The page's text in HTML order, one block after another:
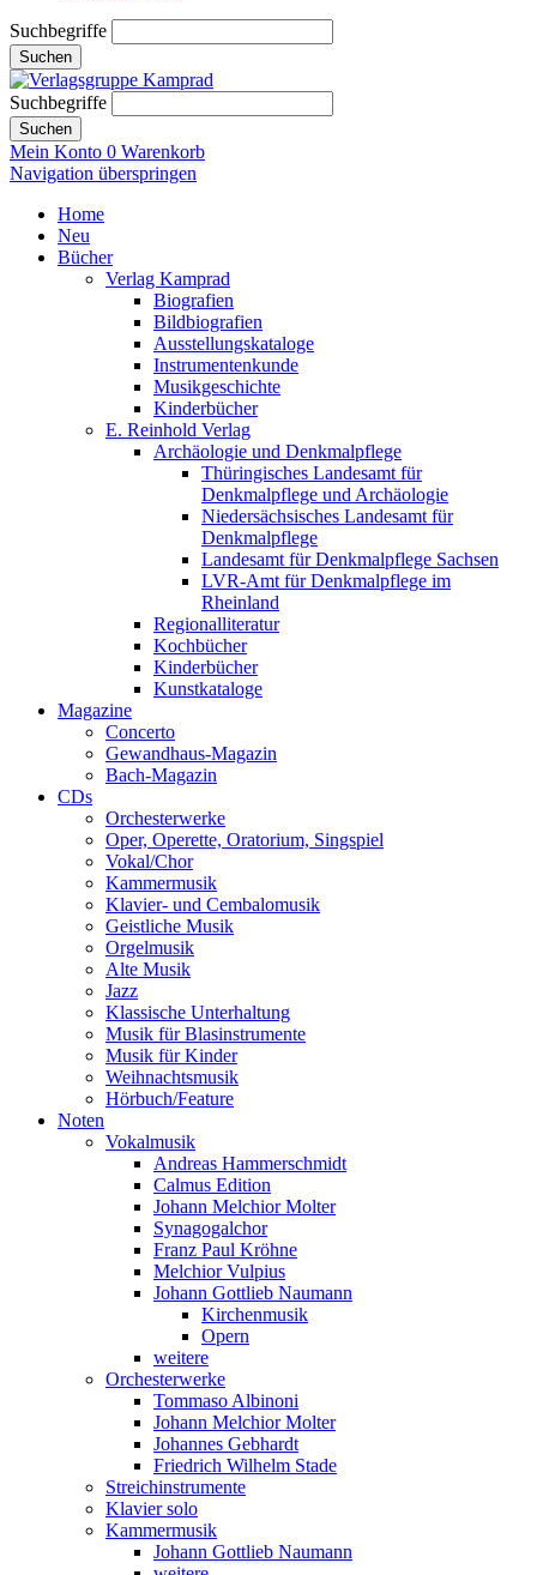
Suchbegriffe
Suchen
Suchbegriffe
Suchen
Mein Konto 0 Warenkorb
Navigation überspringen
Home
Neu
Bücher
Verlag Kamprad
Biografien
Bildbiografien
Ausstellungskataloge
Instrumentenkunde
Musikgeschichte
Kinderbücher
E. Reinhold Verlag
Archäologie und Denkmalpflege
Thüringisches Landesamt für
Denkmalpflege und Archäologie
Niedersächsisches Landesamt für
Denkmalpflege
Landesamt für Denkmalpflege Sachsen
LVR-Amt für Denkmalpflege im
Rheinland
Regionalliteratur
Kochbücher
Kinderbücher
Kunstkataloge
Magazine
Concerto
Gewandhaus-Magazin
Bach-Magazin
CDs
Orchesterwerke
Oper, Operette, Oratorium, Singspiel
Vokal/Chor
Kammermusik
Klavier- und Cembalomusik
Geistliche Musik
Orgelmusik
Alte Musik
Jazz
Klassische Unterhaltung
Musik für Blasinstrumente
Musik für Kinder
Weihnachtsmusik
Hörbuch/Feature
Noten
Vokalmusik
Andreas Hammerschmidt
Calmus Edition
Johann Melchior Molter
Synagogalchor
Franz Paul Kröhne
Melchior Vulpius
Johann Gottlieb Naumann
Kirchenmusik
Opern
weitere
Orchesterwerke
Tommaso Albinoni
Johann Melchior Molter
Johannes Gebhardt
Friedrich Wilhelm Stade
Streichinstrumente
Klavier solo
Kammermusik
Johann Gottlieb Naumann